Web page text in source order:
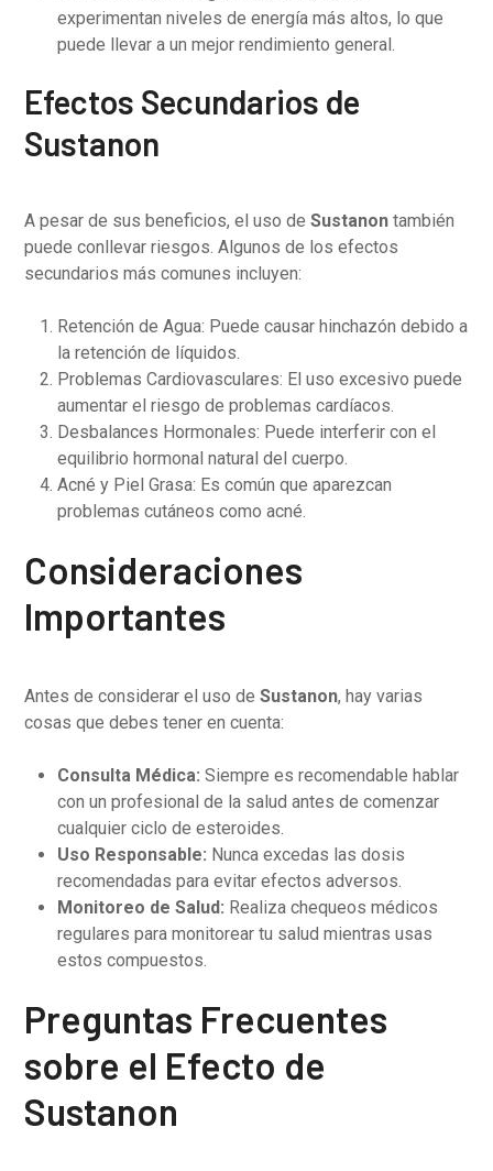
experimentan niveles de energía más altos, lo que
puede llevar a un mejor rendimiento general.
Efectos Secundarios de
Sustanon
A pesar de sus beneficios, el uso deSustanon también
puede conllevar riesgos. Algunos de los efectos
secundarios más comunes incluyen:
Retención de Agua: Puede causar hinchazón debido a
la retención de líquidos.
Problemas Cardiovasculares: El uso excesivo puede
aumentar el riesgo de problemas cardíacos.
Desbalances Hormonales: Puede interferir con el
equilibrio hormonal natural del cuerpo.
Acné y Piel Grasa: Es común que aparezcan
problemas cutáneos como acné.
Consideraciones
Importantes
Antes de considerar el uso deSustanon, hay varias
cosas que debes tener en cuenta:
Consulta Médica: Siempre es recomendable hablar
con un profesional de la salud antes de comenzar
cualquier ciclo de esteroides.
Uso Responsable: Nunca excedas las dosis
recomendadas para evitar efectos adversos.
Monitoreo de Salud: Realiza chequeos médicos
regulares para monitorear tu salud mientras usas
estos compuestos.
Preguntas Frecuentes
sobre el Efecto de
Sustanon